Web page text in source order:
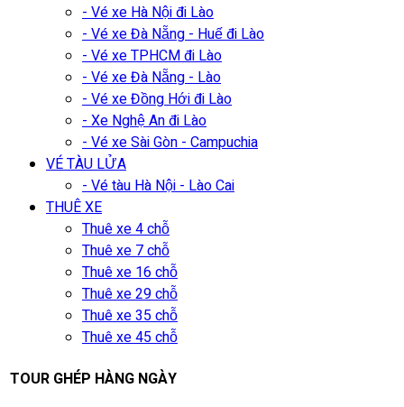
- Vé xe Hà Nội đi Lào
- Vé xe Đà Nẵng - Huế đi Lào
- Vé xe TPHCM đi Lào
- Vé xe Đà Nẵng - Lào
- Vé xe Đồng Hới đi Lào
- Xe Nghệ An đi Lào
- Vé xe Sài Gòn - Campuchia
VÉ TÀU LỬA
- Vé tàu Hà Nội - Lào Cai
THUÊ XE
Thuê xe 4 chỗ
Thuê xe 7 chỗ
Thuê xe 16 chỗ
Thuê xe 29 chỗ
Thuê xe 35 chỗ
Thuê xe 45 chỗ
TOUR GHÉP HÀNG NGÀY